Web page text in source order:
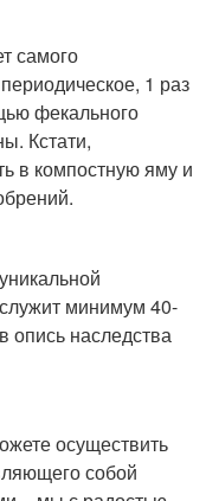
самого
1 раз
фекального
Кстати,
в компостную яму и
минимум 40-
опись наследства
осуществить
собой